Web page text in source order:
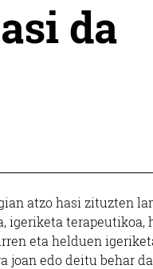
da
atzo hasi zituzten
igeriketa
eta helduen
joan edo deitu behar da.